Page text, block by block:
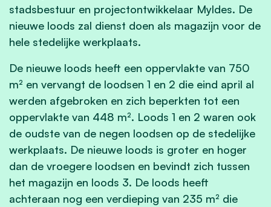
stadsbestuur en projectontwikkelaar Myldes. De
nieuwe loods zal dienst doen als magazijn voor de
hele stedelijke werkplaats.
De nieuwe loods heeft een oppervlakte van 750
m² en vervangt de loodsen 1 en 2 die eind april al
werden afgebroken en zich beperkten tot een
oppervlakte van 448 m². Loods 1 en 2 waren ook
de oudste van de negen loodsen op de stedelijke
werkplaats. De nieuwe loods is groter en hoger
dan de vroegere loodsen en bevindt zich tussen
het magazijn en loods 3. De loods heeft
achteraan nog een verdieping van 235 m² die